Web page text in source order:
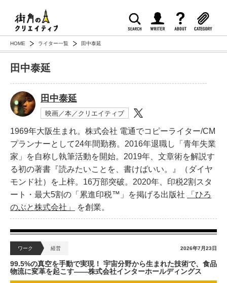
HOME ライター一覧 田中泰延
田中泰延
田中泰延
映画／本／クリエイティブ
1969年大阪生まれ。株式会社 電通でコピーライター/CM
プランナーとして24年間勤務。2016年退職し「青年失業
家」を自称し執筆活動を開始。2019年、文章術を解説す
る初の著書『読みたいことを、書けばいい。』（ダイヤ
モンド社）を上梓。16万部突破。2020年、印税2割スタ
ート・最大5割の「累進印税™︎」を掲げる出版社
「ひろ
のぶと株式会社」
を創業。
ワーク 経営 2026年7月23日
99.5%の真空を手動で実現！ 宇宙分野から生まれた技術で、食品
物流に変革を起こす——株式会社インターホールディングス